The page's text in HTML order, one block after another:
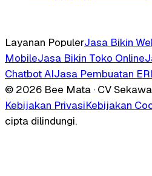
Layanan PopulerJasa Bikin
MobileJasa Bikin Toko Online
Chatbot AIJasa Pembuatan
© 2026 Bee Mata · CV
Kebijakan PrivasiKebijakan
cipta dilindungi.